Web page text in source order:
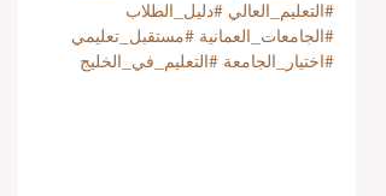
#التعليم_العالي #دليل_الطلاب
#الجامعات_العمانية #مستقبل_تعليمي
#اختيار_الجامعة #التعليم_في_الخليج